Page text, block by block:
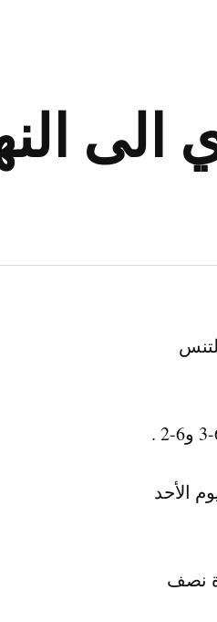
الى
يوم الأحد
بنتيجة 7-5 و6-2 في مباراة نصف